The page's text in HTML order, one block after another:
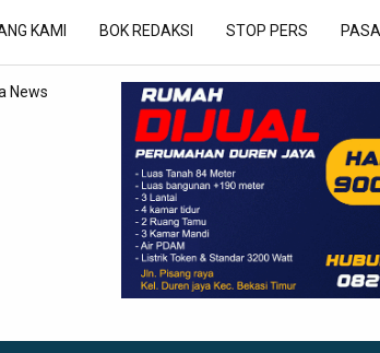
KAMI BOK REDAKSI STOP PERS